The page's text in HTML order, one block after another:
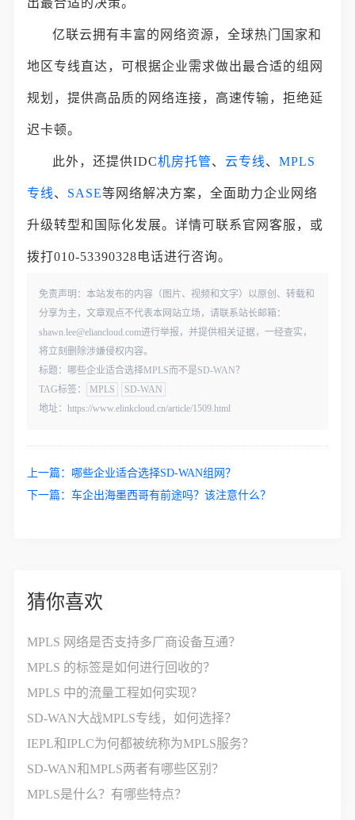
出最合适的决策。
亿联云拥有丰富的网络资源，全球热门国家和
地区专线直达，可根据企业需求做出最合适的组网
规划，提供高品质的网络连接，高速传输，拒绝延
迟卡顿。
此外，还提供IDC机房托管、云专线、MPLS
专线、 SASE等网络解决方案，全面助力企业网络
升级转型和国际化发展。详情可联系官网客服，或
拨打010-53390328电话进行咨询。
免责声明：本站发布的内容（图片、视频和文字）以原创、转载和
分享为主，文章观点不代表本网站立场，请联系站长邮箱：
shawn.lee@eliancloud.com进行举报，并提供相关证据，一经查实，
将立刻删除涉嫌侵权内容。
标题：哪些企业适合选择MPLS而不是SD-WAN？
TAG标签：
MPLS
SD-WAN
地址：https://www.elinkcloud.cn/article/1509.html
上一篇： 哪些企业适合选择SD-WAN组网？
下一篇：车企出海墨西哥有前途吗？该注意什么？
猜你喜欢
MPLS 网络是否支持多厂商设备互通？
MPLS 的标签是如何进行回收的？
MPLS 中的流量工程如何实现？
SD-WAN大战MPLS专线，如何选择？
IEPL和IPLC为何都被统称为MPLS服务？
SD-WAN和MPLS两者有哪些区别？
MPLS是什么？有哪些特点？